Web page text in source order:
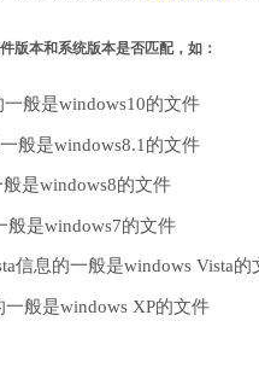
版本和系统版本是否匹配，如：
般是windows10的文件
般是windows8.1的文件
是windows8的文件
般是windows7的文件
信息的一般是windows Vista的
般是windows XP的文件